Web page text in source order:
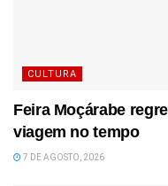
CULTURA
Feira Moçárabe
viagem no tempo
7 DE AGOSTO, 2026